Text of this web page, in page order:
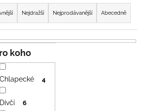
Nejdražší Nejprodávanější Abecedně
Pro koho
Chlapecké 4
Dívčí 6